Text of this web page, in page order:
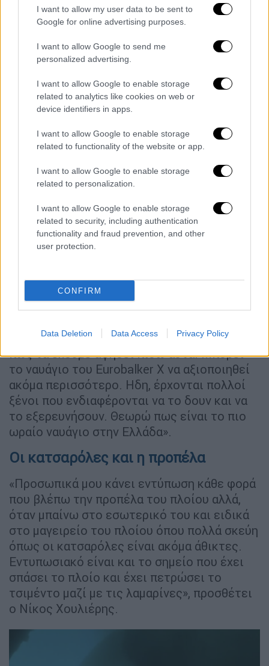
I want to allow my user data to be sent to
Google for online advertising purposes.
I want to allow Google to send me
personalized advertising.
I want to allow Google to enable storage
related to analytics like cookies on web or
device identifiers in apps.
I want to allow Google to enable storage
related to functionality of the website or app.
I want to allow Google to enable storage
related to personalization.
I want to allow Google to enable storage
related to security, including authentication
functionality and fraud prevention, and other
user protection.
CONFIRM
Data Deletion Data Access Privacy Policy
Ότι έχει απομείνει από το Eurobalker X
«Μοναδικό στην Ελλάδα»
που μπορούν να χρησιμοποιηθούν για
τουριστικούς και εκπαιδευτικούς σκοπούς»,
λέει στο ethnos.gr ο Νίκος Χουλιέρης
Χαλκίδα. «Όλοι θυμόμαστε εκείνες τις
μέρες. Ηταν δύσκολες για τις περιοχές μας
ανησυχία για το τι θα γίνει. Θέλω να πιστεύω
πως τα έχουμε αφήσει πίσω αυτά. Μπορεί
το ναυάγιο του Eurobalker X να αξιοποιηθεί
ακόμα περισσότερο. Ηδη, έρχονται πολλοί
ξένοι που ενδιαφέρονται να το δουν και να
το εξερευνήσουν. Θεωρώ πως είναι το πιο
ωραίο ναυάγιο στην Ελλάδα».
Οι κατσαρόλες και η προπέλα
«Προσωπικά μου κάνει εντύπωση κάθε φορά
που βλέπω την προπέλα του πλοίου αλλά,
όταν μπαίνω στο εσωτερικό του και ειδικά
στο μαγειρείο του πλοίου όπου πολλά σκεύη
όπως οι κατσαρόλες είναι ακόμα άθικτες.
Εντυπωσιακό είναι και το σημείο που έχει
σπάσει το πλοίο και έχει πετρώσει το
τσιμέντο μαζί με τις λαμαρίνες», προσθέτει
ο Νίκος Χουλιέρης.